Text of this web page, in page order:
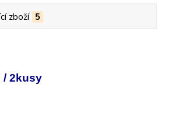
zboží 5
/ 2kusy